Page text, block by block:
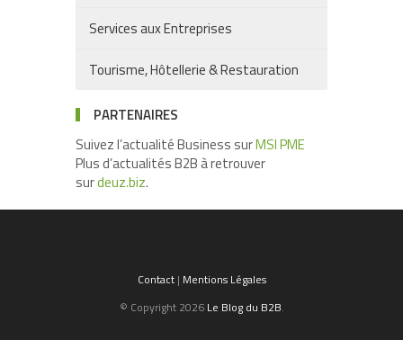
Services aux Entreprises
Tourisme, Hôtellerie & Restauration
PARTENAIRES
Suivez l’actualité Business surMSI PME
Plus d’actualités B2B à retrouver
surdeuz.biz.
Contact| Mentions Légales
© Copyright 2026 Le Blog du B2B.